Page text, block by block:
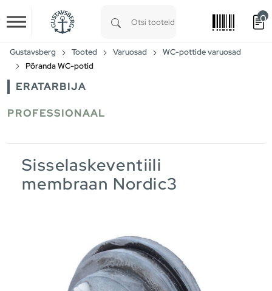
Skip to main content
0
Gustavsberg Tooted Varuosad
WC-pottide varuosad
Põranda WC-potid
ERATARBIJA
PROFESSIONAAL
Sisselaskeventiili
membraan Nordic3